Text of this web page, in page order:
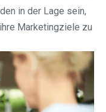
in der Lage sein,
Marketingziele zu